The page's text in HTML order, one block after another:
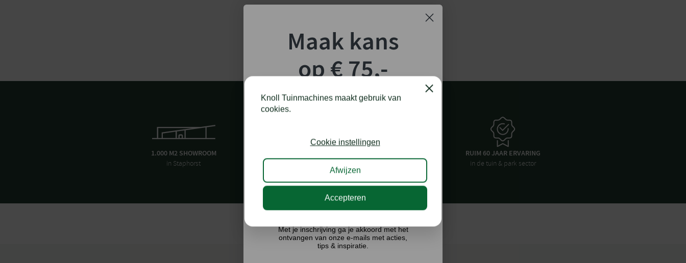
1.000 M2 SHOWROOM
in Staphorst
RUIM 60 JAAR ERVARING
in de tuin & park sector
Knoll Tuinmachines maakt gebruik van
cookies.
Close
Cookie instellingen
Afwijzen
Accepteren
Maak kans
op € 75,-
shoptegoed!
Ik doe graag mee!
Met je inschrijving ga je akkoord met het
ontvangen van onze e-mails met acties,
tips & inspiratie.